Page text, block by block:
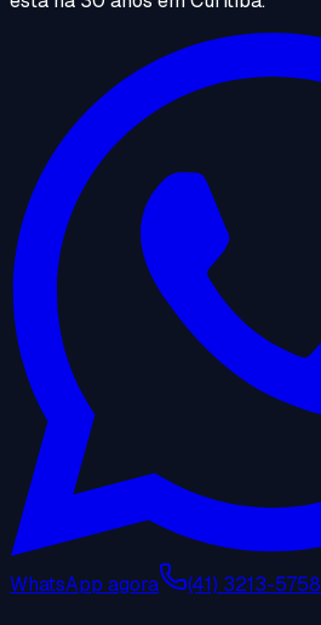
WhatsApp agora (41) 3213-5758